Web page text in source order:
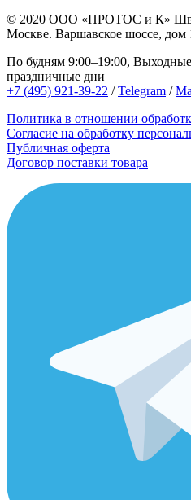
© 2020 ООО «ПРОТОС и К»
Москве. Варшавское шоссе, дом
По будням 9:00–19:00,
праздничные дни
+7 (495) 921-39-22 /Telegram /
Политика в отношении
Согласие на обработку
Публичная оферта
Договор поставки товара